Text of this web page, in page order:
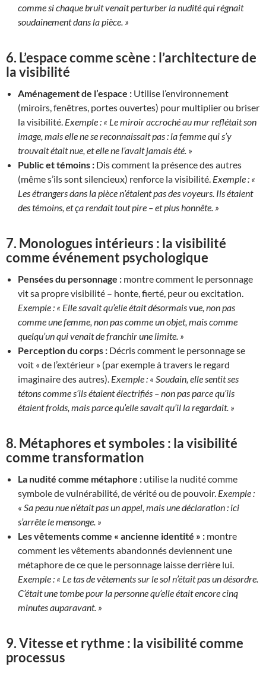
comme si chaque bruit venait perturber la nudité qui régnait
soudainement dans la pièce. »
6. L’espace comme scène : l’architecture de
la visibilité
Aménagement de l’espace : Utilise l’environnement
(miroirs, fenêtres, portes ouvertes) pour multiplier ou briser
la visibilité. Exemple : « Le miroir accroché au mur reflétait son
image, mais elle ne se reconnaissait pas : la femme qui s’y
trouvait était nue, et elle ne l’avait jamais été. »
Public et témoins : Dis comment la présence des autres
(même s’ils sont silencieux) renforce la visibilité. Exemple : «
Les étrangers dans la pièce n’étaient pas des voyeurs. Ils étaient
des témoins, et ça rendait tout pire – et plus honnête. »
7. Monologues intérieurs : la visibilité
comme événement psychologique
Pensées du personnage : montre comment le personnage
vit sa propre visibilité – honte, fierté, peur ou excitation.
Exemple : « Elle savait qu’elle était désormais vue, non pas
comme une femme, non pas comme un objet, mais comme
quelqu’un qui venait de franchir une limite. »
Perception du corps : Décris comment le personnage se
voit « de l’extérieur » (par exemple à travers le regard
imaginaire des autres). Exemple : « Soudain, elle sentit ses
tétons comme s’ils étaient électrifiés – non pas parce qu’ils
étaient froids, mais parce qu’elle savait qu’il la regardait. »
8. Métaphores et symboles : la visibilité
comme transformation
La nudité comme métaphore : utilise la nudité comme
symbole de vulnérabilité, de vérité ou de pouvoir. Exemple :
« Sa peau nue n’était pas un appel, mais une déclaration : ici
s’arrête le mensonge. »
Les vêtements comme « ancienne identité » : montre
comment les vêtements abandonnés deviennent une
métaphore de ce que le personnage laisse derrière lui.
Exemple : « Le tas de vêtements sur le sol n’était pas un désordre.
C’était une tombe pour la personne qu’elle était encore cinq
minutes auparavant. »
9.Vitesse et rythme : la visibilité comme
processus